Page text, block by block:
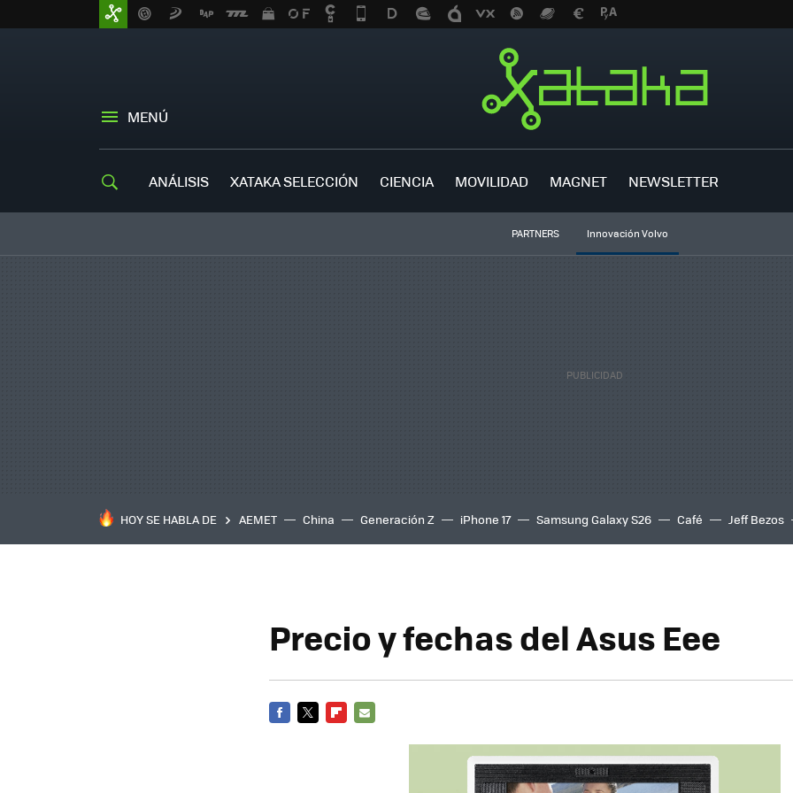
MENÚ
ANÁLISIS XATAKA SELECCIÓN CIENCIA MOVILIDAD MAGNET NEWSLETTER
PARTNERS Innovación Volvo
HOY SE HABLA DE AEMET China Generación Z iPhone 17 Samsung Galaxy S26 Café Jeff Bezos
Precio y fechas del Asus Eee